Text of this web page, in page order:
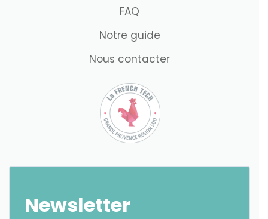
FAQ
Notre guide
Nous contacter
Newsletter